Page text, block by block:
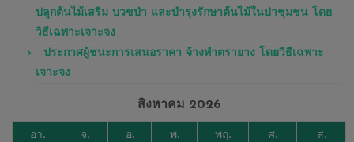
ปลูกต้นไม้เสริม บวชป่า และบำรุงรักษาต้นไม้ในป่าชุมชน โดย
วิธีเฉพาะเจาะจง
ประกาศผู้ชนะการเสนอราคา จ้างทำตรายาง โดยวิธีเฉพาะ
เจาะจง
สิงหาคม 2026
อา. จ. อ. พ. พฤ. ศ. ส.